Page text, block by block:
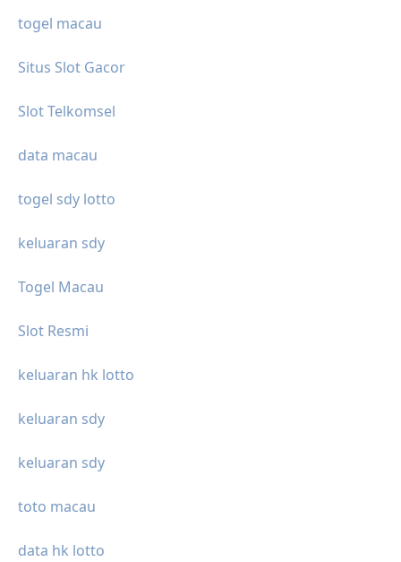
togel macau
Situs Slot Gacor
Slot Telkomsel
data macau
togel sdy lotto
keluaran sdy
Togel Macau
Slot Resmi
keluaran hk lotto
keluaran sdy
keluaran sdy
toto macau
data hk lotto